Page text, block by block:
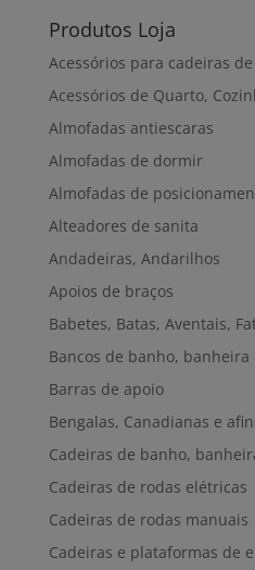
Produtos Loja
Acessórios para cadeiras
Acessórios de Quarto,
Almofadas antiescaras
Almofadas de dormir
Almofadas de
Alteadores de sanita
Andadeiras, Andarilhos
Apoios de braços
Babetes, Batas, Aventais,
Bancos de banho, banheira
Barras de apoio
Bengalas, Canadianas e
Cadeiras de banho,
Cadeiras de rodas elétricas
Cadeiras de rodas manuais
Cadeiras e plataformas de